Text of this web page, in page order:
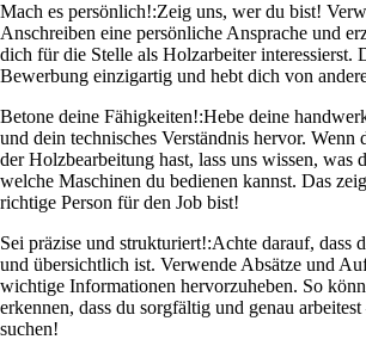
Mach es persönlich!:Zeig uns, wer du bist!
Anschreiben eine persönliche Ansprache und
dich für die Stelle als Holzarbeiter interessierst.
Bewerbung einzigartig und hebt dich von
Betone deine Fähigkeiten!:Hebe deine
und dein technisches Verständnis hervor. Wenn
der Holzbearbeitung hast, lass uns wissen, was
welche Maschinen du bedienen kannst. Das
richtige Person für den Job bist!
Sei präzise und strukturiert!:Achte darauf, dass
und übersichtlich ist. Verwende Absätze und
wichtige Informationen hervorzuheben. So
erkennen, dass du sorgfältig und genau
suchen!